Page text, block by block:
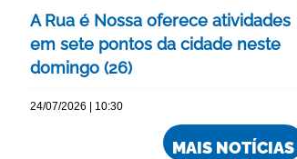
A Rua é Nossa oferece atividades
em sete pontos da cidade neste
domingo (26)
24/07/2026 | 10:30
MAIS NOTÍCIAS